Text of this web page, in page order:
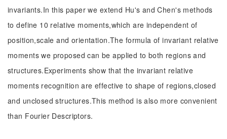
invariants.In this paper we extend Hu's and Chen's methods
to define 10 relative moments,which are independent of
position,scale and orientation.The formula of invariant relative
moments we proposed can be applied to both regions and
structures.Experiments show that the invariant relative
moments recognition are effective to shape of regions,closed
and unclosed structures.This method is also more convenient
than Fourier Descriptors.